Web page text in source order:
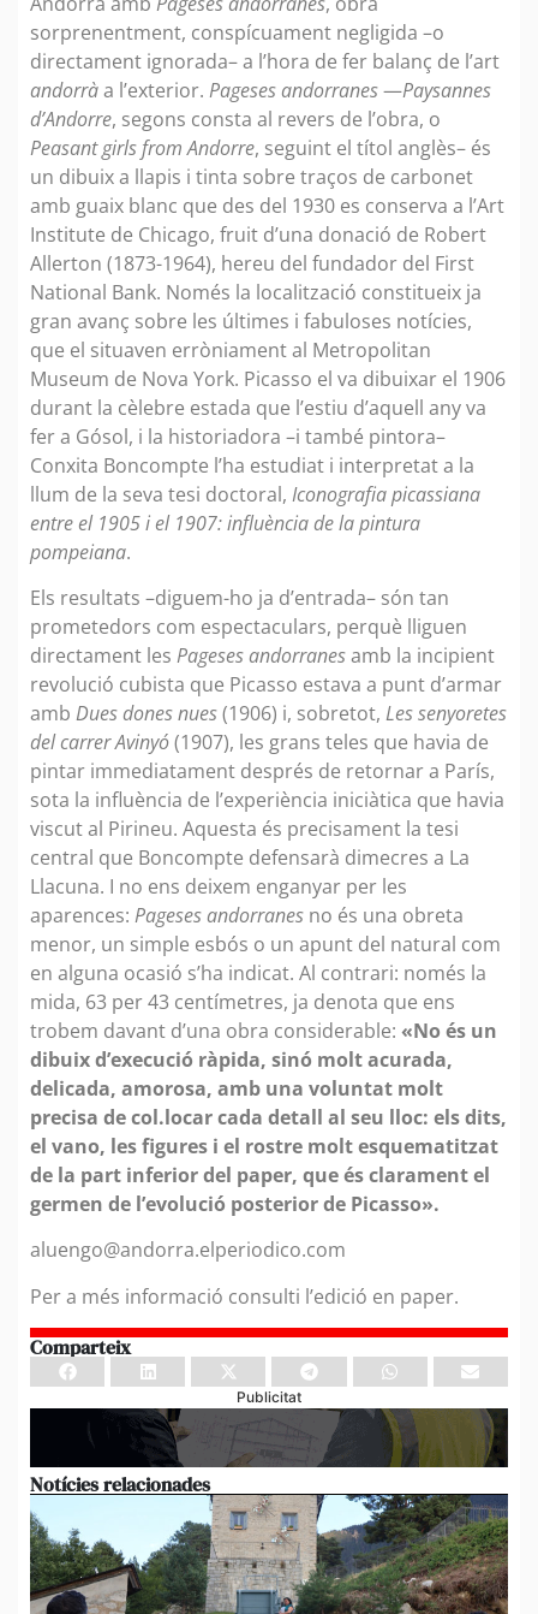
sorprenentment, conspícuament negligida –o
directament ignorada– a l’hora de fer balanç de l’art
andorràa l’exterior. Pageses andorranes—Paysannes
d’Andorre, segons consta al revers de l’obra, o
Peasant girls from Andorre, seguint el títol anglès– és
un dibuix a llapis i tinta sobre traços de carbonet
amb guaix blanc que des del 1930 es conserva a l’Art
Institute de Chicago, fruit d’una donació de Robert
Allerton (1873-1964), hereu del fundador del First
National Bank. Només la localització constitueix ja
gran avanç sobre les últimes i fabuloses notícies,
que el situaven erròniament al Metropolitan
Museum de Nova York. Picasso el va dibuixar el 1906
durant la cèlebre estada que l’estiu d’aquell any va
fer a Gósol, i la historiadora –i també pintora–
Conxita Boncompte l’ha estudiat i interpretat a la
llum de la seva tesi doctoral, Iconografia picassiana
entre el 1905 i el 1907: influència de la pintura
pompeiana.
Els resultats –diguem-ho ja d’entrada– són tan
prometedors com espectaculars, perquè lliguen
directament les Pageses andorranesamb la incipient
revolució cubista que Picasso estava a punt d’armar
amb Dues dones nues(1906) i, sobretot, Les senyoretes
del carrer Avinyó(1907), les grans teles que havia de
pintar immediatament després de retornar a París,
sota la influència de l’experiència iniciàtica que havia
viscut al Pirineu. Aquesta és precisament la tesi
central que Boncompte defensarà dimecres a La
Llacuna. I no ens deixem enganyar per les
aparences: Pageses andorranes no és una obreta
menor, un simple esbós o un apunt del natural com
en alguna ocasió s’ha indicat. Al contrari: només la
mida, 63 per 43 centímetres, ja denota que ens
trobem davant d’una obra considerable: «No és un
dibuix d’execució ràpida, sinó molt acurada,
delicada, amorosa, amb una voluntat molt
precisa de col.locar cada detall al seu lloc: els dits,
el vano, les figures i el rostre molt esquematitzat
de la part inferior del paper, que és clarament el
germen de l’evolució posterior de Picasso».
aluengo@andorra.elperiodico.com
Per a més informació consulti l’edició en paper.
Comparteix
Publicitat
Notícies relacionades